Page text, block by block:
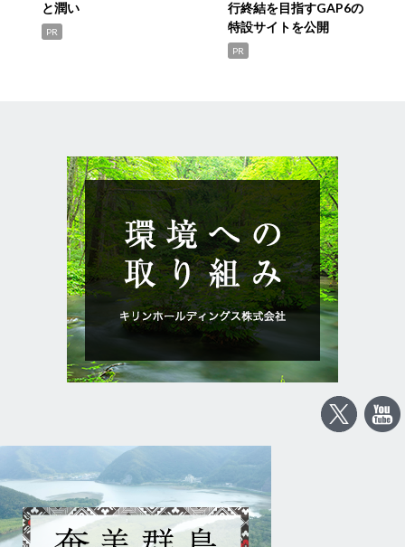
と潤い
PR
行終結を目指すGAP6の
特設サイトを公開
PR